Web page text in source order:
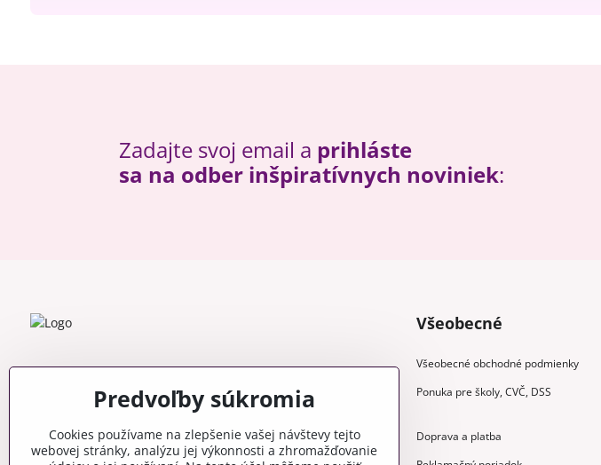
Zadajte svoj email a prihláste
sa na odber inšpiratívnych noviniek:
Všeobecné
Všeobecné obchodné podmienky
Ponuka pre školy, CVČ, DSS
Doprava a platba
Predvoľby súkromia
Cookies používame na zlepšenie vašej návštevy tejto
webovej stránky, analýzu jej výkonnosti a zhromažďovanie